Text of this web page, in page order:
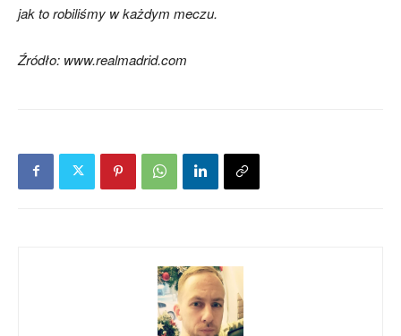
jak to robiliśmy w każdym meczu.
Źródło: www.realmadrid.com